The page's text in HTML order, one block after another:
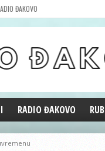
ĐAKOVO
RADIO ĐAKOVO
MARKETING